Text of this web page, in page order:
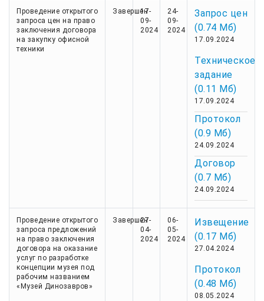
Проведение открытого
запроса цен на право
заключения договора
на закупку офисной
техники
Завершен
17-
09-
2024
24-
09-
2024
Запрос цен
(0.74 Мб)
17.09.2024
Техническое
задание
(0.11 Мб)
17.09.2024
Протокол
(0.9 Мб)
24.09.2024
Договор
(0.7 Мб)
24.09.2024
Проведение открытого
запроса предложений
на право заключения
договора на оказание
услуг по разработке
концепции музея под
рабочим названием
«Музей Динозавров»
Завершен
27-
04-
2024
06-
05-
2024
Извещение
(0.17 Мб)
27.04.2024
Протокол
(0.48 Мб)
08.05.2024